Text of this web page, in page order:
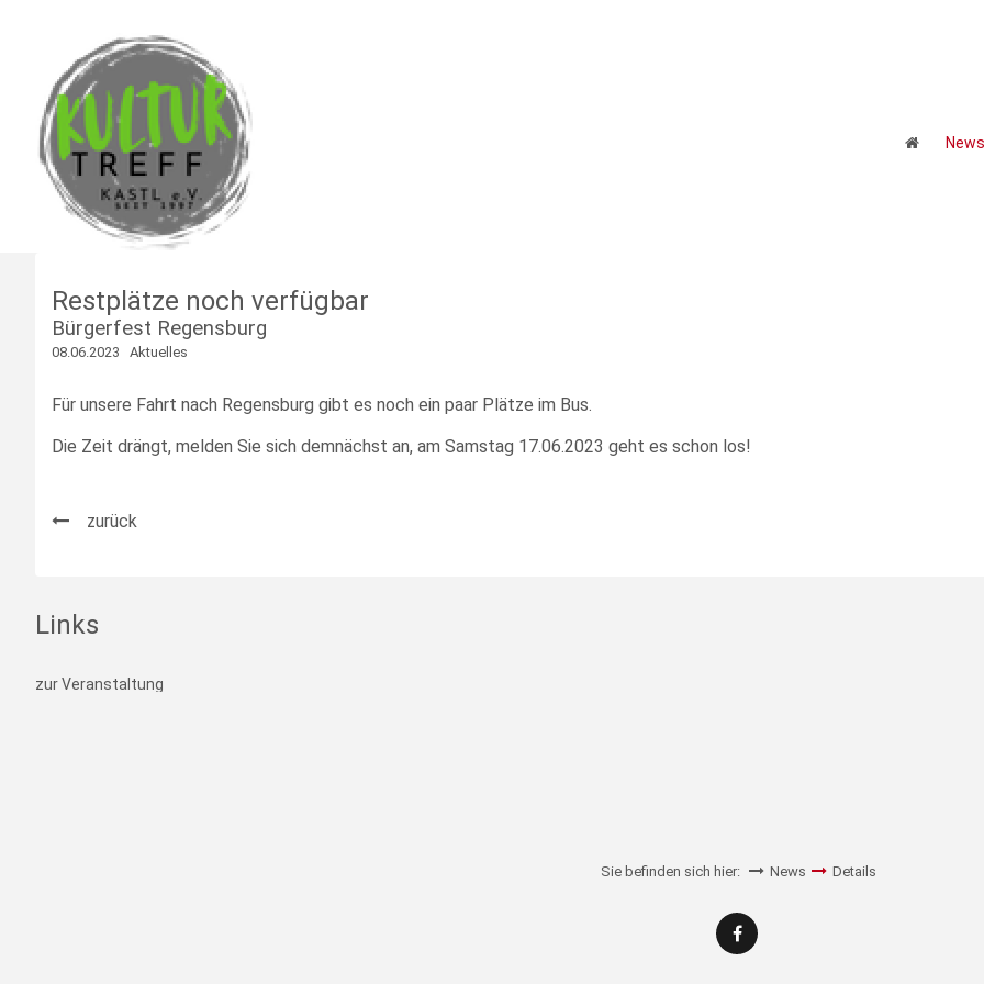
News
Restplätze noch verfügbar
Bürgerfest Regensburg
08.06.2023 Aktuelles
Für unsere Fahrt nach Regensburg gibt es noch ein paar Plätze im Bus.
Die Zeit drängt, melden Sie sich demnächst an, am Samstag 17.06.2023 geht es schon los!
zurück
Links
zur Veranstaltung
Sie befinden sich hier: News Details